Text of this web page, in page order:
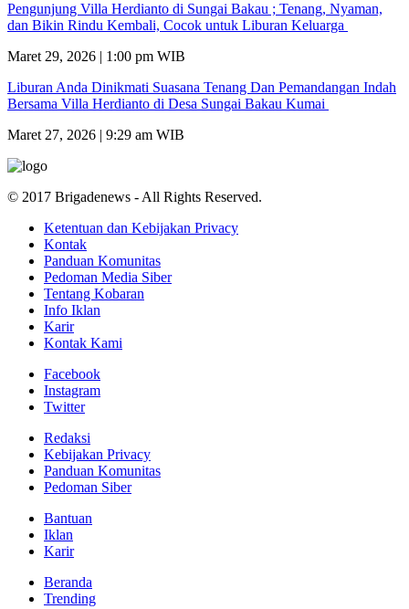
Pengunjung Villa Herdianto di Sungai Bakau ; Tenang, Nyaman,
dan Bikin Rindu Kembali, Cocok untuk Liburan Keluarga
Maret 29, 2026 | 1:00 pm WIB
Liburan Anda Dinikmati Suasana Tenang Dan Pemandangan Indah
Bersama Villa Herdianto di Desa Sungai Bakau Kumai
Maret 27, 2026 | 9:29 am WIB
© 2017 Brigadenews - All Rights Reserved.
Ketentuan dan Kebijakan Privacy
Kontak
Panduan Komunitas
Pedoman Media Siber
Tentang Kobaran
Info Iklan
Karir
Kontak Kami
Facebook
Instagram
Twitter
Redaksi
Kebijakan Privacy
Panduan Komunitas
Pedoman Siber
Bantuan
Iklan
Karir
Beranda
Trending